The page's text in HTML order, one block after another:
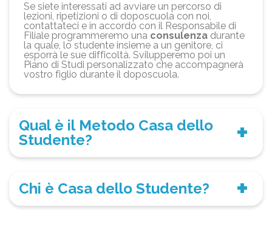
Se siete interessati ad avviare un percorso di
lezioni, ripetizioni o di doposcuola con noi,
contattateci e in accordo con il Responsabile di
Filiale programmeremo una consulenza durante
la quale, lo studente insieme a un genitore, ci
esporrà le sue difficoltà. Svilupperemo poi un
Piano di Studi personalizzato che accompagnerà
vostro figlio durante il doposcuola.
Qual è il Metodo Casa dello
Studente?
Chi è Casa dello Studente?